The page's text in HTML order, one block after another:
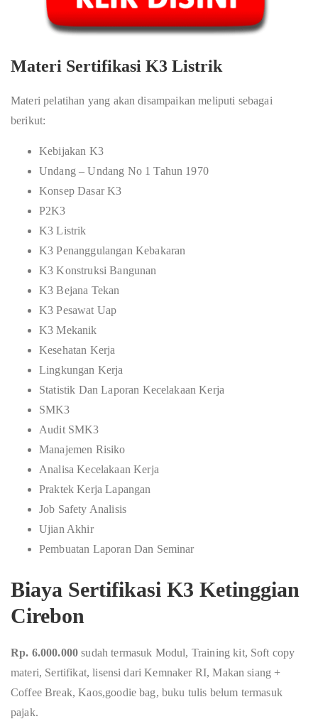
Materi Sertifikasi K3 Listrik
Materi pelatihan yang akan disampaikan meliputi sebagai
berikut:
Kebijakan K3
Undang – Undang No 1 Tahun 1970
Konsep Dasar K3
P2K3
K3 Listrik
K3 Penanggulangan Kebakaran
K3 Konstruksi Bangunan
K3 Bejana Tekan
K3 Pesawat Uap
K3 Mekanik
Kesehatan Kerja
Lingkungan Kerja
Statistik Dan Laporan Kecelakaan Kerja
SMK3
Audit SMK3
Manajemen Risiko
Analisa Kecelakaan Kerja
Praktek Kerja Lapangan
Job Safety Analisis
Ujian Akhir
Pembuatan Laporan Dan Seminar
Biaya Sertifikasi K3 Ketinggian
Cirebon
Rp. 6.000.000sudah termasuk Modul, Training kit, Soft copy
materi, Sertifikat, lisensi dari Kemnaker RI, Makan siang +
Coffee Break, Kaos,goodie bag, buku tulis belum termasuk
pajak.